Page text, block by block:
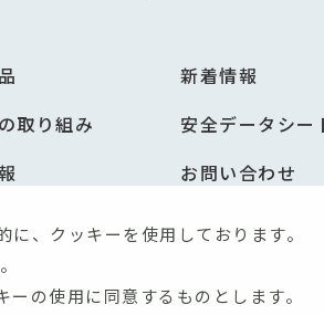
取り組み
新着情報
安全データシー
お問い合わせ
サイトマップ
、クッキーを使用しております。
の使用に同意するものとします。